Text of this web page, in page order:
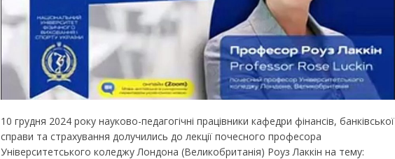
10 грудня 2024 року науково-педагогічні працівники кафедри фінансів, банківської
справи та страхування долучились до лекції почесного професора
Університетського коледжу Лондона (Великобританія) Роуз Лаккін на тему: